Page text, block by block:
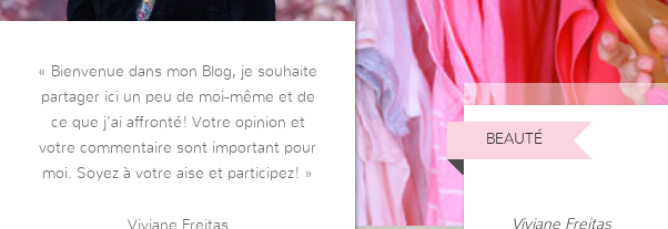
« Bienvenue dans mon Blog, je souhaite
partager ici un peu de moi-même et de
ce que j’ai affronté! Votre opinion et
votre commentaire sont important pour
moi. Soyez à votre aise et participez! »
Viviane Freitas
BEAUTÉ
Viviane Freitas